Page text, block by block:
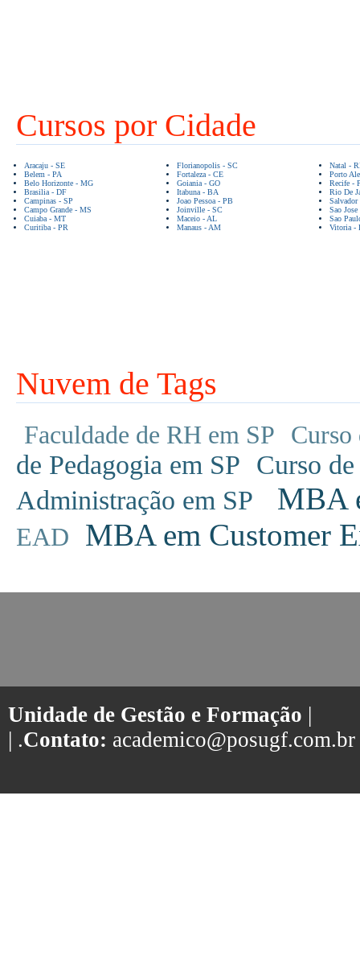
Cursos por Cidade
Aracaju - SE
Belem - PA
Belo Horizonte - MG
Brasilia - DF
Campinas - SP
Campo Grande - MS
Cuiaba - MT
Curitiba - PR
Florianopolis - SC
Fortaleza - CE
Goiania - GO
Itabuna - BA
Joao Pessoa - PB
Joinville - SC
Maceio - AL
Manaus - AM
Natal -
Porto
Recife -
Rio De
Sao
Sao
Vitoria -
Nuvem de Tags
Faculdade de RH em SP Curso
de Pedagogia em SP Curso
Administração em SP
MBA
EAD MBA em Customer
Unidade de Gestão e Formação |
| .Contato: academico@posugf.com.br